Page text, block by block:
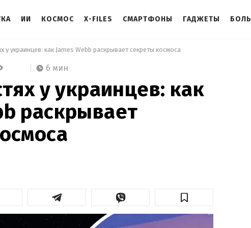
ИИ КОСМОС X-FILES СМАРТФОНЫ ГАДЖЕТЫ
у украинцев: как James Webb раскрывает секреты космоса
6 мин
у украинцев: как
раскрывает